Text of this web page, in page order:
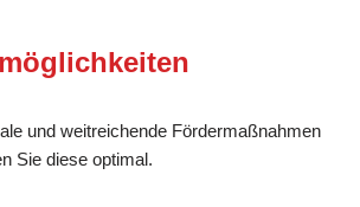
und weitreichende Fördermaßnahmen
Sie diese optimal.